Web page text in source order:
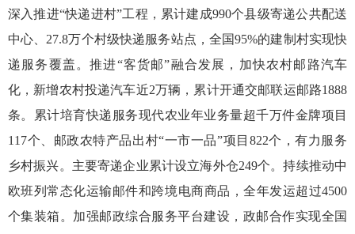
深入推进“快递进村”工程，累计建成990个县级寄递公共配送
中心、27.8万个村级快递服务站点，全国95%的建制村实现快
递服务覆盖。推进“客货邮”融合发展，加快农村邮路汽车
化，新增农村投递汽车近2万辆，累计开通交邮联运邮路1888
条。累计培育快递服务现代农业年业务量超千万件金牌项目
117个、邮政农特产品出村“一市一品”项目822个，有力服务
乡村振兴。主要寄递企业累计设立海外仓249个。持续推动中
欧班列常态化运输邮件和跨境电商商品，全年发运超过4500
个集装箱。加强邮政综合服务平台建设，政邮合作实现全国